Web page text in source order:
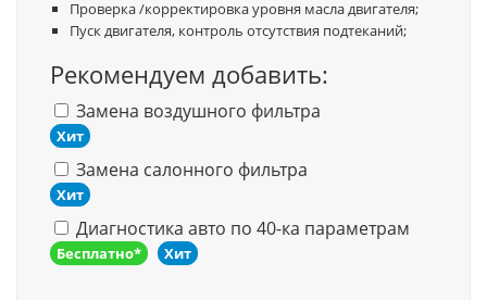
Проверка /корректировка уровня масла двигателя;
Пуск двигателя, контроль отсутствия подтеканий;
Рекомендуем добавить:
Замена воздушного фильтра
Хит
Замена салонного фильтра
Хит
Диагностика авто по 40-ка параметрам
Бесплатно* Хит